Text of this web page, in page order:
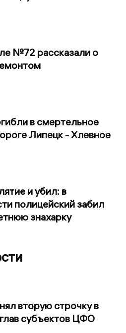
№72 рассказали о
в смертельное
Липецк - Хлевное
и убил: в
полицейский забил
знахарку
вторую строчку в
субъектов ЦФО